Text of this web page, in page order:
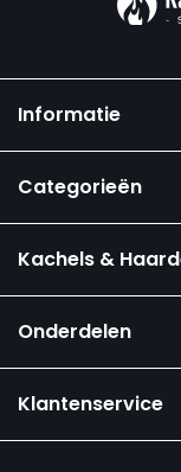
Informatie
Categorieën
Kachels &
Onderdelen
Klantenservice